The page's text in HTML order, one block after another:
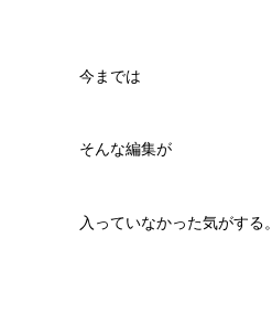
今までは
そんな編集が
入っていなかった気がする。